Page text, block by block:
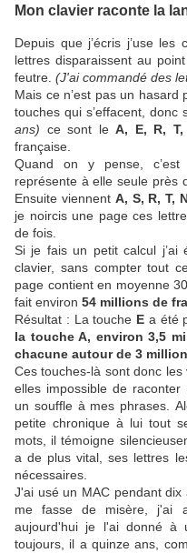
Mon clavier raconte la
Depuis que j’écris j’use
lettres disparaissent au
feutre. (J'ai commandé des
Mais ce n’est pas un
touches qui s’effacent, donc
ans) ce sont leA, E, R, T,
française.
Quand on y pense,
représente à elle seule près
Ensuite viennent A, S, R, T,
je noircis une page ces
de fois.
Si je fais un petit calcul j’ai
clavier, sans compter tout
page contient en moyenne
fait environ 54 millions de
Résultat : La touche E a été
la toucheA, environ3,5
chacune autour de 3
Ces touches-là sont donc
elles impossible de
un souffle à mes phrases.
petite chronique à lui tout
mots, il témoigne
a de plus vital, ses lettres
nécessaires.
J'ai usé un MAC pendant
me fasse de misère, j'ai
aujourd'hui je l'ai donné à
toujours, il a quinze ans,